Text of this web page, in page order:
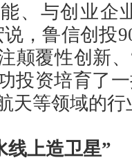
、与创业企
，鲁信创投
颠覆性创新
投资培育了
天等领域的
线上造卫星”